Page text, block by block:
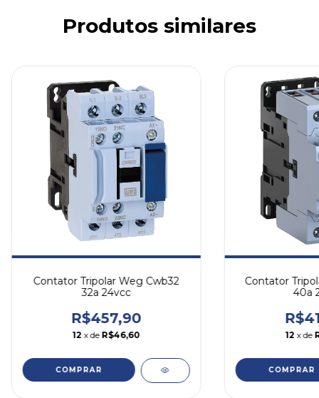
Produtos similares
Contator Tripolar Weg Cwb32
32a 24vcc
R$457,90
12 x de R$46,60
COMPRAR
Contator
40a
12 x de
COMPRAR